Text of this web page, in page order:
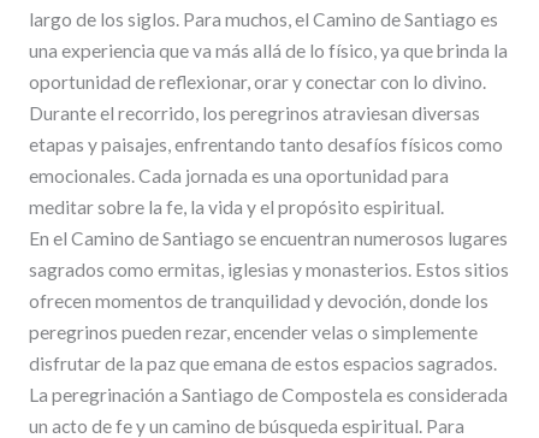
largo de los siglos. Para muchos, el Camino de Santiago es
una experiencia que va más allá de lo físico, ya que brinda la
oportunidad de reflexionar, orar y conectar con lo divino.
Durante el recorrido, los peregrinos atraviesan diversas
etapas y paisajes, enfrentando tanto desafíos físicos como
emocionales. Cada jornada es una oportunidad para
meditar sobre la fe, la vida y el propósito espiritual.
En el Camino de Santiago se encuentran numerosos lugares
sagrados como ermitas, iglesias y monasterios. Estos sitios
ofrecen momentos de tranquilidad y devoción, donde los
peregrinos pueden rezar, encender velas o simplemente
disfrutar de la paz que emana de estos espacios sagrados.
La peregrinación a Santiago de Compostela es considerada
un acto de fe y un camino de búsqueda espiritual. Para